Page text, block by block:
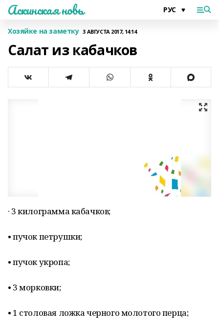
Аскинская новь
Хозяйке на заметку 3 АВГУСТА 2017, 14:14
Салат из кабачков
· 3 килограмма кабачков;
• пучок петрушки;
• пучок укропа;
• 3 морковки;
• 1 столовая ложка черного молотого перца;